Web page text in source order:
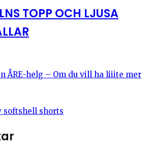
TOPP OCH LJUSA
ÅRE-helg – Om du vill ha liiite mer
softshell shorts